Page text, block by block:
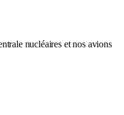
nucléaires et nos avions